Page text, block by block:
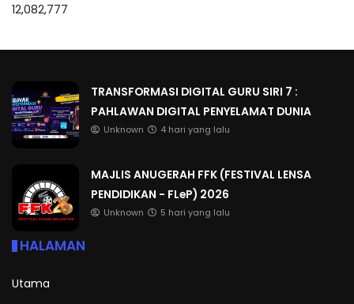
12,082,777
TRANSFORMASI DIGITAL GURU SIRI 7 :
PAHLAWAN DIGITAL PENYELAMAT DUNIA
Unknown 4 hari yang lalu
MAJLIS ANUGERAH FFK (FESTIVAL LENSA
PENDIDIKAN - FLeP) 2026
Unknown 5 hari yang lalu
HALAMAN
Utama